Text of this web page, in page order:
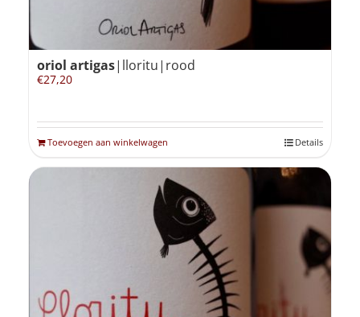
oriol artigas|lloritu|rood
€27,20
Toevoegen aan winkelwagen Details